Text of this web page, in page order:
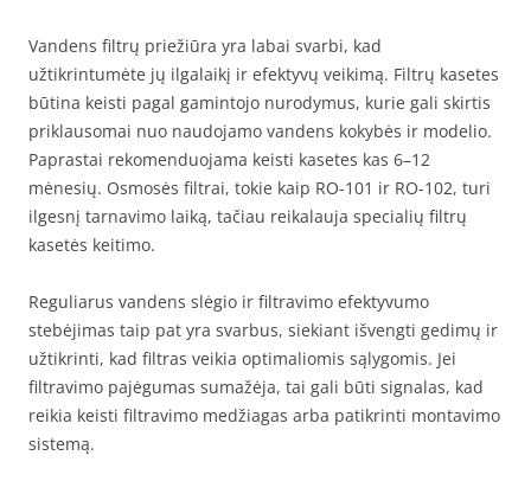
Vandens filtrų priežiūra yra labai svarbi, kad
užtikrintumėte jų ilgalaikį ir efektyvų veikimą. Filtrų kasetes
būtina keisti pagal gamintojo nurodymus, kurie gali skirtis
priklausomai nuo naudojamo vandens kokybės ir modelio.
Paprastai rekomenduojama keisti kasetes kas 6–12
mėnesių. Osmosės filtrai, tokie kaip RO-101 ir RO-102, turi
ilgesnį tarnavimo laiką, tačiau reikalauja specialių filtrų
kasetės keitimo.
Reguliarus vandens slėgio ir filtravimo efektyvumo
stebėjimas taip pat yra svarbus, siekiant išvengti gedimų ir
užtikrinti, kad filtras veikia optimaliomis sąlygomis. Jei
filtravimo pajėgumas sumažėja, tai gali būti signalas, kad
reikia keisti filtravimo medžiagas arba patikrinti montavimo
sistemą.